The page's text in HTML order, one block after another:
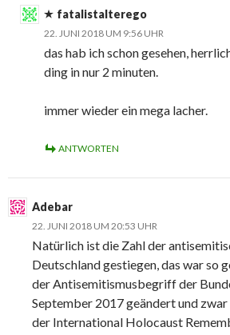
fatalistalterego
22. JUNI 2018 UM 9:56 UHR
das hab ich schon gesehen,
ding in nur 2 minuten.
immer wieder ein mega lacher.
ANTWORTEN
Adebar
22. JUNI 2018 UM 20:53 UHR
Natürlich ist die Zahl der
Deutschland gestiegen, das war so
der Antisemitismusbegriff der
September 2017 geändert und
der International Holocaust